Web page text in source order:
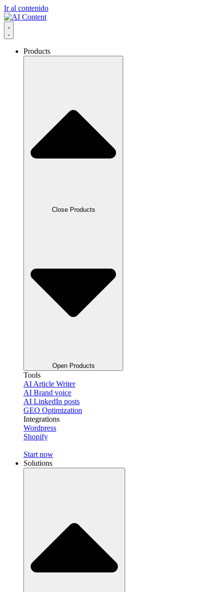
Ir al contenido
Products
Close Products
Open Products
Tools
AI Article Writer
AI Brand voice
AI LinkedIn posts
GEO Optimization
Integrations
Wordpress
Shopify
Start now
Solutions